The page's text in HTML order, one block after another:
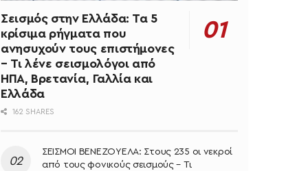
Σεισμός στην Ελλάδα: Τα 5
κρίσιμα ρήγματα που
ανησυχούν τους επιστήμονες
– Τι λένε σεισμολόγοι από
ΗΠΑ, Βρετανία, Γαλλία και
Ελλάδα
162 SHARES
ΣΕΙΣΜΟΙ ΒΕΝΕΖΟΥΕΛΑ: Στους 235 οι νεκροί
από τους φονικούς σεισμούς – Τι